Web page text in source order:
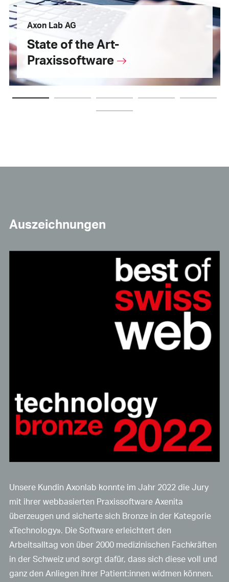
Axon Lab AG
State of the Art-
Praxissoftware
Auszeichnungen
Unsere Kundin Axonlab konnte im Jahr 2022 die Jury
mit ihrer webbasierten Praxissoftware Axenita
überzeugen und sicherte sich Bronze in der Kategorie
«Technology». Die Software erleichtert den
Arbeitsalltag von über 2000 medizinischen Fachkräften
in der Schweiz und sorgt dafür, dass sich diese voll und
ganz den Anliegen ihrer Patient:innen widmen können.